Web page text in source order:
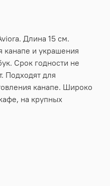
Длина 15 см.
канапе и украшения
Срок годности не
Подходят для
канапе. Широко
на крупных